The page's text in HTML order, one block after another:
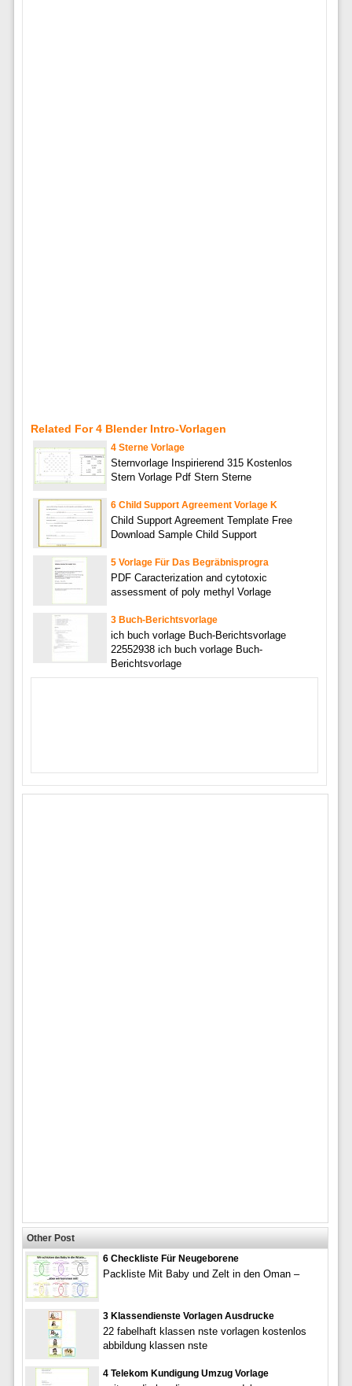
Related For 4 Blender Intro-Vorlagen
4 Sterne Vorlage
Sternvorlage Inspirierend 315 Kostenlos
Stern Vorlage Pdf Stern Sterne
6 Child Support Agreement Vorlage K
Child Support Agreement Template Free
Download Sample Child Support
5 Vorlage Für Das Begräbnisprogra
PDF Caracterization and cytotoxic
assessment of poly methyl Vorlage
3 Buch-Berichtsvorlage
ich buch vorlage Buch-Berichtsvorlage
22552938 ich buch vorlage Buch-
Berichtsvorlage
Other Post
6 Checkliste Für Neugeborene
Packliste Mit Baby und Zelt in den Oman –
3 Klassendienste Vorlagen Ausdrucke
22 fabelhaft klassen nste vorlagen kostenlos
abbildung klassen nste
4 Telekom Kundigung Umzug Vorlage